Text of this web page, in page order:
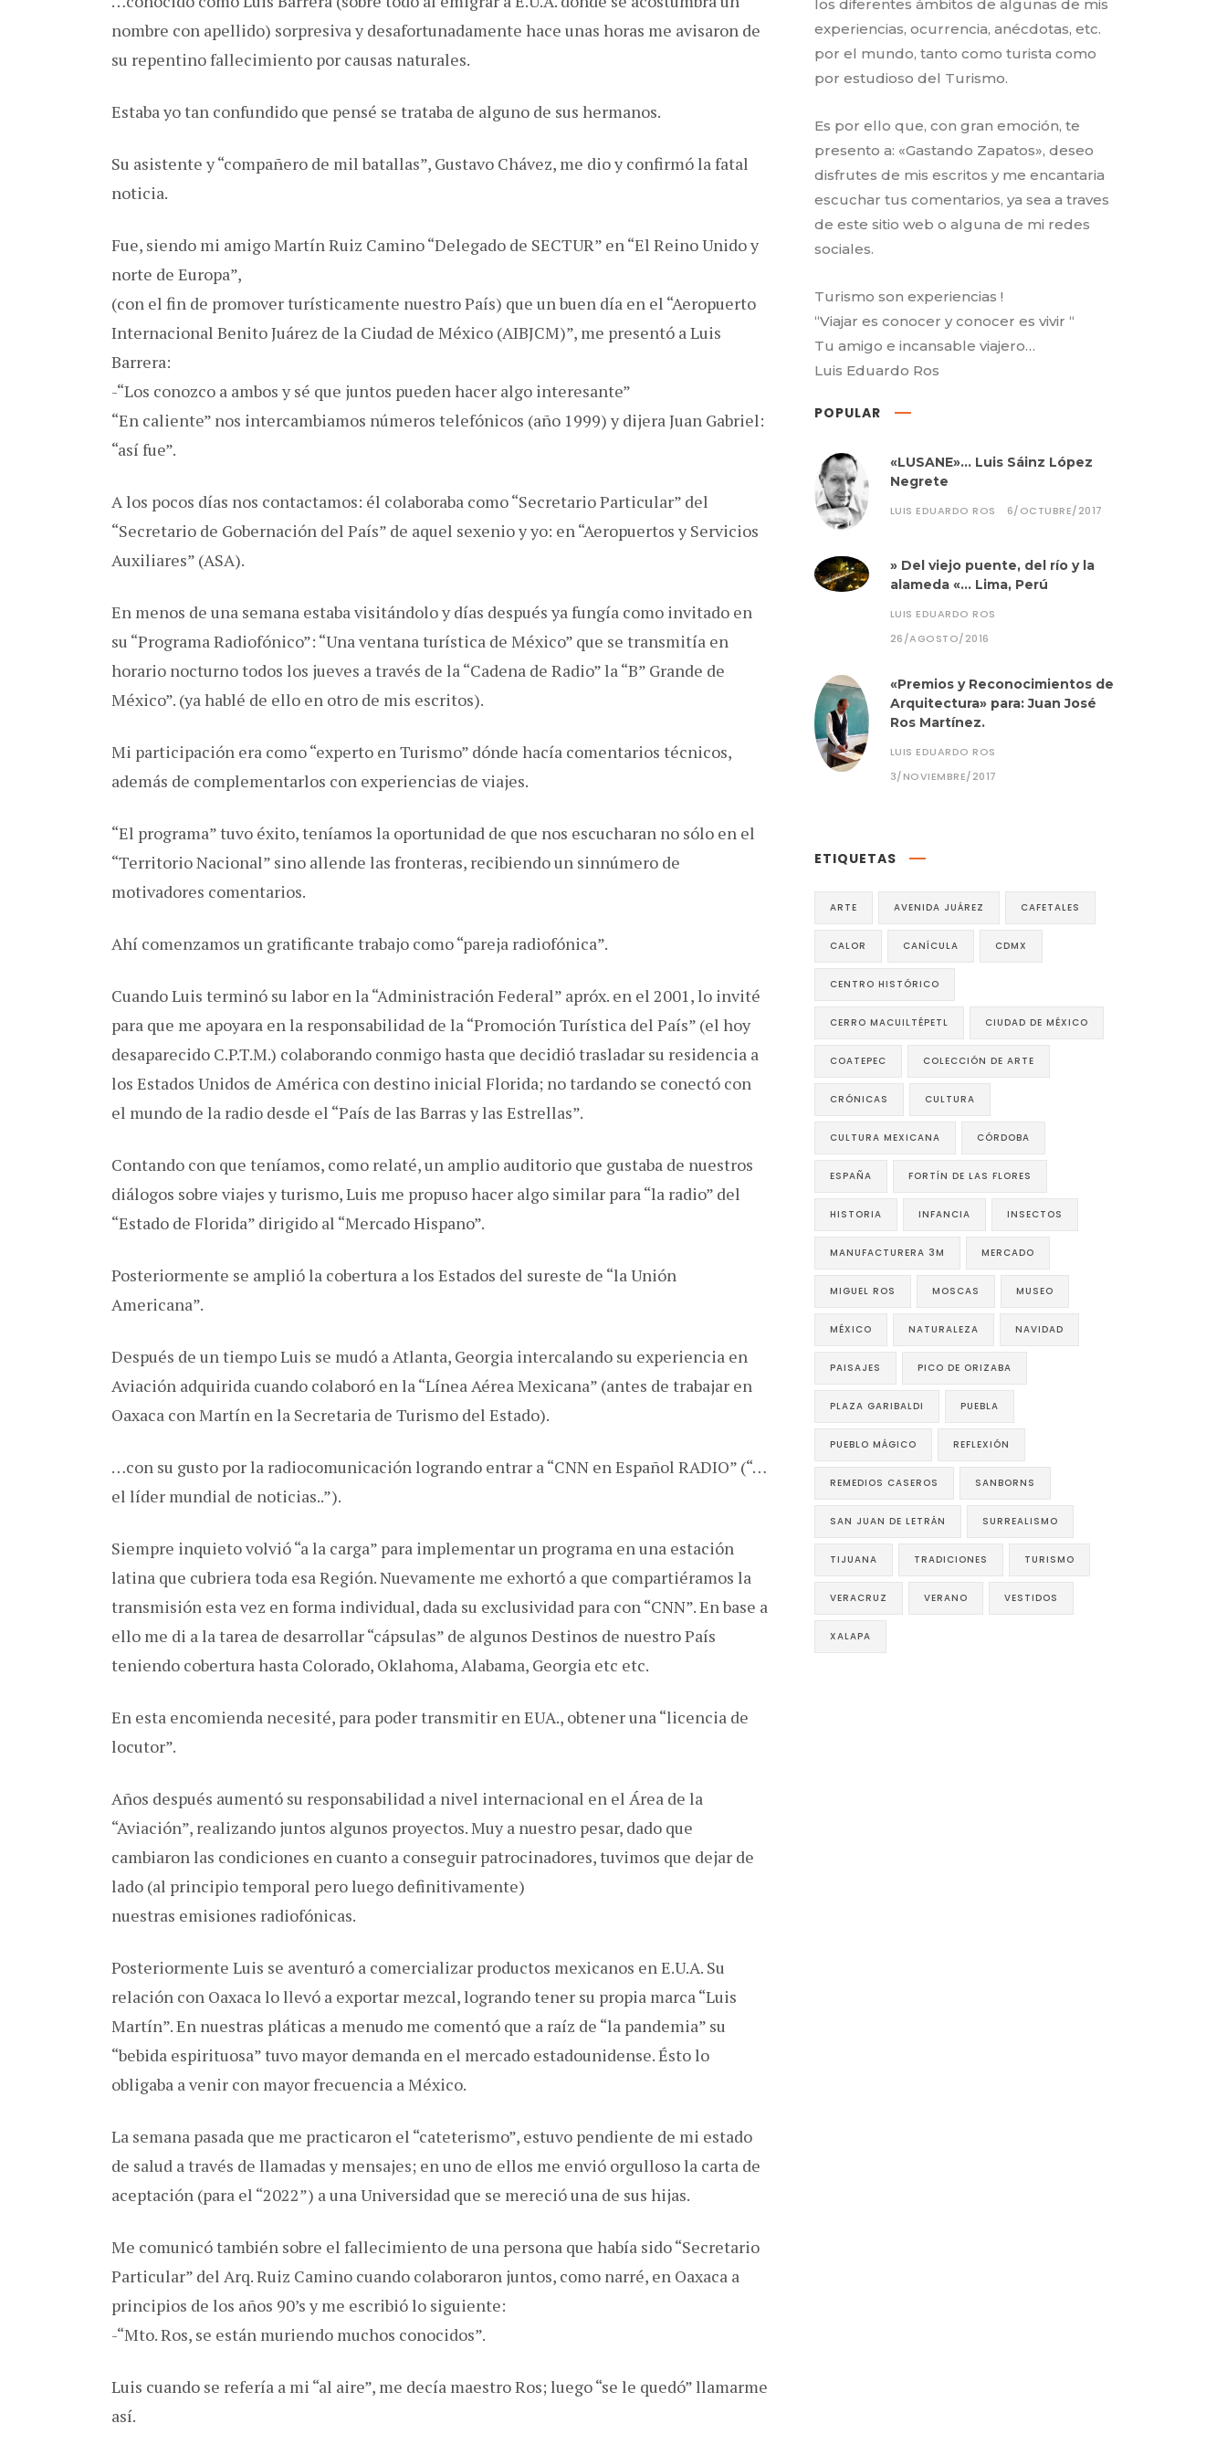
nombre con apellido) sorpresiva y desafortunadamente hace unas horas me avisaron de
su repentino fallecimiento por causas naturales.
Estaba yo tan confundido que pensé se trataba de alguno de sus hermanos.
Su asistente y “compañero de mil batallas”, Gustavo Chávez, me dio y confirmó la fatal
noticia.
Fue, siendo mi amigo Martín Ruiz Camino “Delegado de SECTUR” en “El Reino Unido y
norte de Europa”,
(con el fin de promover turísticamente nuestro País) que un buen día en el “Aeropuerto
Internacional Benito Juárez de la Ciudad de México (AIBJCM)”, me presentó a Luis
Barrera:
-“Los conozco a ambos y sé que juntos pueden hacer algo interesante”
“En caliente” nos intercambiamos números telefónicos (año 1999) y dijera Juan Gabriel:
“así fue”.
A los pocos días nos contactamos: él colaboraba como “Secretario Particular” del
“Secretario de Gobernación del País” de aquel sexenio y yo: en “Aeropuertos y Servicios
Auxiliares” (ASA).
En menos de una semana estaba visitándolo y días después ya fungía como invitado en
su “Programa Radiofónico”: “Una ventana turística de México” que se transmitía en
horario nocturno todos los jueves a través de la “Cadena de Radio” la “B” Grande de
México”. (ya hablé de ello en otro de mis escritos).
Mi participación era como “experto en Turismo” dónde hacía comentarios técnicos,
además de complementarlos con experiencias de viajes.
“El programa” tuvo éxito, teníamos la oportunidad de que nos escucharan no sólo en el
“Territorio Nacional” sino allende las fronteras, recibiendo un sinnúmero de
motivadores comentarios.
Ahí comenzamos un gratificante trabajo como “pareja radiofónica”.
Cuando Luis terminó su labor en la “Administración Federal” apróx. en el 2001, lo invité
para que me apoyara en la responsabilidad de la “Promoción Turística del País” (el hoy
desaparecido C.P.T.M.) colaborando conmigo hasta que decidió trasladar su residencia a
los Estados Unidos de América con destino inicial Florida; no tardando se conectó con
el mundo de la radio desde el “País de las Barras y las Estrellas”.
Contando con que teníamos, como relaté, un amplio auditorio que gustaba de nuestros
diálogos sobre viajes y turismo, Luis me propuso hacer algo similar para “la radio” del
“Estado de Florida” dirigido al “Mercado Hispano”.
Posteriormente se amplió la cobertura a los Estados del sureste de “la Unión
Americana”.
Después de un tiempo Luis se mudó a Atlanta, Georgia intercalando su experiencia en
Aviación adquirida cuando colaboró en la “Línea Aérea Mexicana” (antes de trabajar en
Oaxaca con Martín en la Secretaria de Turismo del Estado).
…con su gusto por la radiocomunicación logrando entrar a “CNN en Español RADIO” (“…
el líder mundial de noticias..”).
Siempre inquieto volvió “a la carga” para implementar un programa en una estación
latina que cubriera toda esa Región. Nuevamente me exhortó a que compartiéramos la
transmisión esta vez en forma individual, dada su exclusividad para con “CNN”. En base a
ello me di a la tarea de desarrollar “cápsulas” de algunos Destinos de nuestro País
teniendo cobertura hasta Colorado, Oklahoma, Alabama, Georgia etc etc.
En esta encomienda necesité, para poder transmitir en EUA., obtener una “licencia de
locutor”.
Años después aumentó su responsabilidad a nivel internacional en el Área de la
“Aviación”, realizando juntos algunos proyectos. Muy a nuestro pesar, dado que
cambiaron las condiciones en cuanto a conseguir patrocinadores, tuvimos que dejar de
lado (al principio temporal pero luego definitivamente)
nuestras emisiones radiofónicas.
Posteriormente Luis se aventuró a comercializar productos mexicanos en E.U.A. Su
relación con Oaxaca lo llevó a exportar mezcal, logrando tener su propia marca “Luis
Martín”. En nuestras pláticas a menudo me comentó que a raíz de “la pandemia” su
“bebida espirituosa” tuvo mayor demanda en el mercado estadounidense. Ésto lo
obligaba a venir con mayor frecuencia a México.
La semana pasada que me practicaron el “cateterismo”, estuvo pendiente de mi estado
de salud a través de llamadas y mensajes; en uno de ellos me envió orgulloso la carta de
aceptación (para el “2022”) a una Universidad que se mereció una de sus hijas.
Me comunicó también sobre el fallecimiento de una persona que había sido “Secretario
Particular” del Arq. Ruiz Camino cuando colaboraron juntos, como narré, en Oaxaca a
principios de los años 90’s y me escribió lo siguiente:
-“Mto. Ros, se están muriendo muchos conocidos”.
Luis cuando se refería a mi “al aire”, me decía maestro Ros; luego “se le quedó” llamarme
así.
los diferentes ámbitos de algunas de mis
experiencias, ocurrencia, anécdotas, etc.
por el mundo, tanto como turista como
por estudioso del Turismo.
Es por ello que, con gran emoción, te
presento a: «Gastando Zapatos», deseo
disfrutes de mis escritos y me encantaria
escuchar tus comentarios, ya sea a traves
de este sitio web o alguna de mi redes
sociales.
Turismo son experiencias !
“Viajar es conocer y conocer es vivir “
Tu amigo e incansable viajero…
Luis Eduardo Ros
POPULAR
«LUSANE»… Luis Sáinz López
Negrete
LUIS EDUARDO ROS 6/OCTUBRE/2017
» Del viejo puente, del río y la
alameda «… Lima, Perú
LUIS EDUARDO ROS
26/AGOSTO/2016
«Premios y Reconocimientos de
Arquitectura» para: Juan José
Ros Martínez.
LUIS EDUARDO ROS
3/NOVIEMBRE/2017
ETIQUETAS
ARTE AVENIDA JUÁREZ CAFETALES
CALOR CANÍCULA CDMX
CENTRO HISTÓRICO
CERRO MACUILTÉPETL CIUDAD DE MÉXICO
COATEPEC COLECCIÓN DE ARTE
CRÓNICAS CULTURA
CULTURA MEXICANA CÓRDOBA
ESPAÑA FORTÍN DE LAS FLORES
HISTORIA INFANCIA INSECTOS
MANUFACTURERA 3M MERCADO
MIGUEL ROS MOSCAS MUSEO
MÉXICO NATURALEZA NAVIDAD
PAISAJES PICO DE ORIZABA
PLAZA GARIBALDI PUEBLA
PUEBLO MÁGICO REFLEXIÓN
REMEDIOS CASEROS SANBORNS
SAN JUAN DE LETRÁN SURREALISMO
TIJUANA TRADICIONES TURISMO
VERACRUZ VERANO VESTIDOS
XALAPA